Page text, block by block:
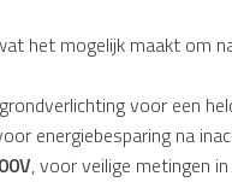
het mogelijk maakt om
voor een
energiebesparing na
, voor veilige metingen